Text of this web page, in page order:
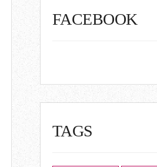
FACEBOOK
TAGS